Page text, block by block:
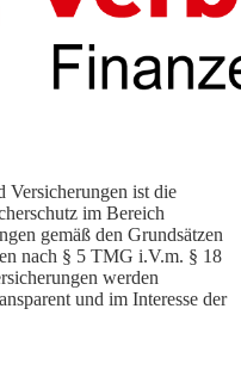
Versicherungen ist die
im Bereich
gemäß den Grundsätzen
nach § 5 TMG i.V.m. § 18
werden
und im Interesse der